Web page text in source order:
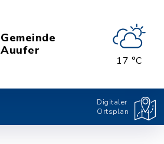
Gemeinde
Auufer
17 °C
Digitaler
Ortsplan